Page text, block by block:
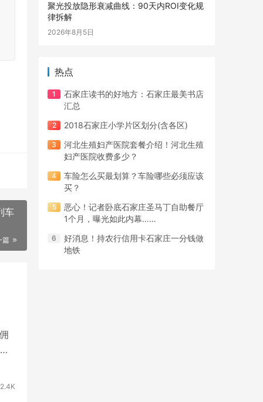
车
篇
2.4K
聚光投放隐形衰减曲线：90天内ROI变化规
律拆解
2026年8月5日
热点
石家庄读书的好地方：石家庄最美书店
汇总
2018石家庄小学片区划分(含各区)
河北生殖妇产医院套餐介绍！河北生殖
妇产医院收费多少？
车险怎么买最划算？车险哪些必须应该
买？
恶心！记者卧底石家庄圣马丁自助餐厅
1个月，曝光如此内幕……
好消息！持农行信用卡石家庄一分钱做
地铁